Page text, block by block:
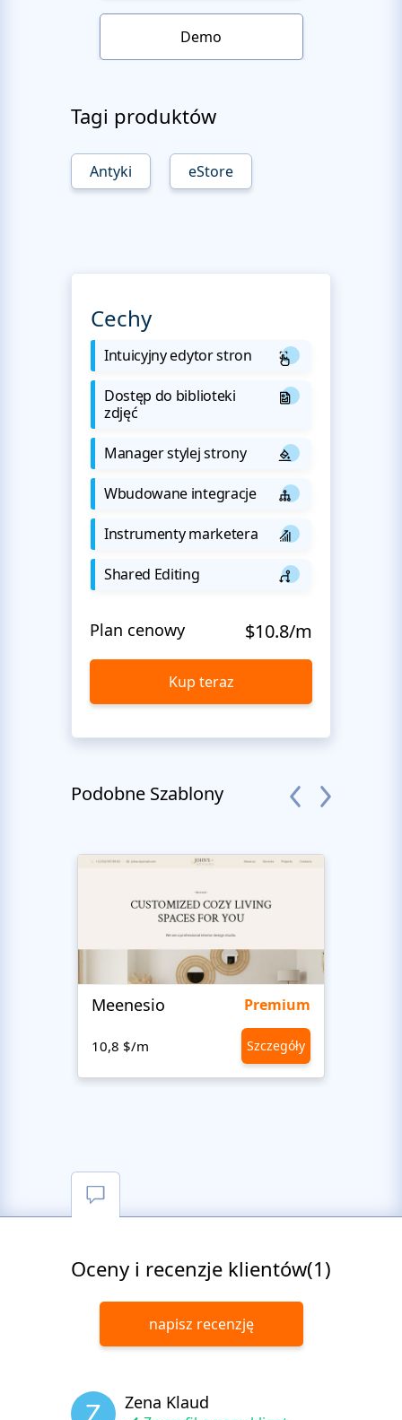
Demo
Tagi produktów
Antyki eStore
Cechy
Intuicyjny edytor stron
Dostęp do biblioteki
zdjęć
Manager stylej strony
Wbudowane integracje
Instrumenty marketera
Shared Editing
Plan cenowy $10.8/m
Kup teraz
Podobne Szablony
Meenesio Premium
10,8 $/m Szczegóły
Oceny i recenzje klientów(1)
napisz recenzję
Zena Klaud